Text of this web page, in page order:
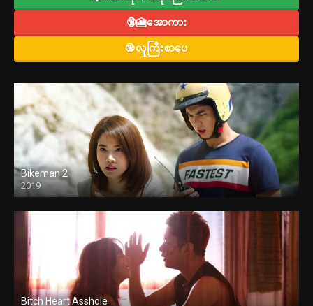
🔞🎦အောကား
🔞လူကြီးစာပေ
Bikeman 2
2019
Bitch Heart Asshole